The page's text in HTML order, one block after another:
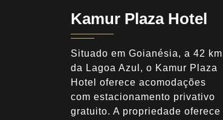
Kamur Plaza Hotel
Situado em Goianésia, a 42 km
da Lagoa Azul, o Kamur Plaza
Hotel oferece acomodações
com estacionamento privativo
gratuito. A propriedade oferece